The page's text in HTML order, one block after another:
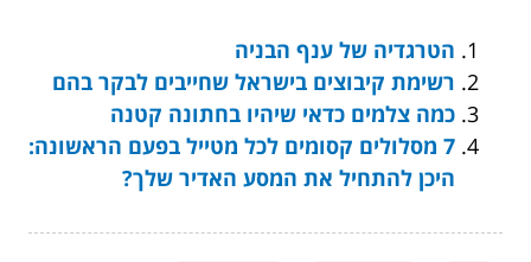
הטרגדיה של ענף הבניה
רשימת קיבוצים בישראל שחייבים לבקר בהם
כמה צלמים כדאי שיהיו בחתונה קטנה
7 מסלולים קסומים לכל מטייל בפעם הראשונה:
היכן להתחיל את המסע האדיר שלך?